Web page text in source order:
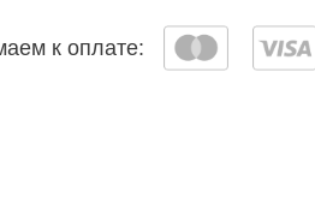
к оплате: